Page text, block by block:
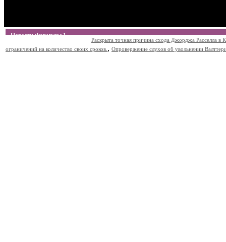
Новости Формулы 1
Раскрыта точная причина схода Джорджа Расселла в
ограничений на количество своих сроков. , Опровержение слухов об увольнении